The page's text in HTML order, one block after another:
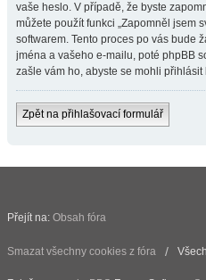
vaše heslo. V případě, že byste
můžete použít funkci „Zapomněl jsem
softwarem. Tento proces po vás bude
jména a vašeho e-mailu, poté phpBB
zašle vám ho, abyste se mohli přihlásit
Zpět na přihlašovací formulář
Přejít na: Obsah fóra
Smazat všechny cookies z fóra